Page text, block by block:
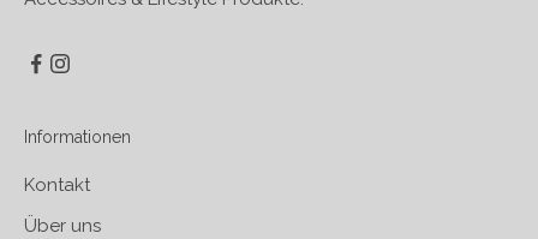
Informationen
Kontakt
Über uns